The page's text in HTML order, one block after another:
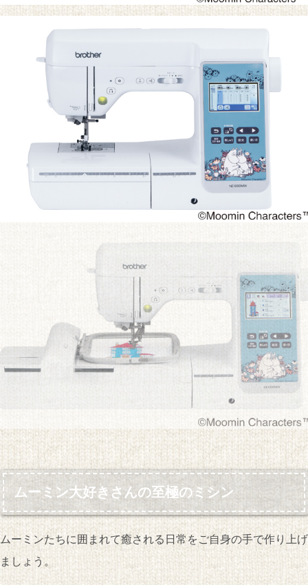
ムーミン大好きさんの至極のミシン
ムーミンたちに囲まれて癒される日常をご自身の手で作り上げ
ましょう。